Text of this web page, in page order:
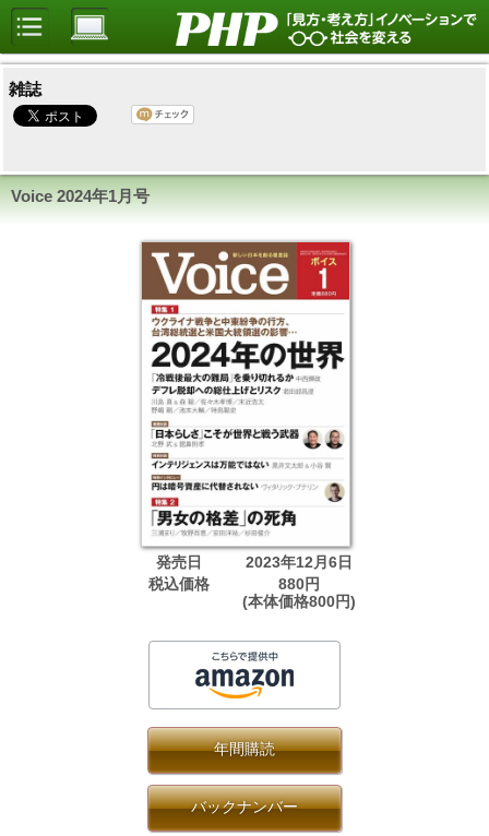
雑誌
Voice 2024年1月号
発売日
2023年12月6日
税込価格
880円
(本体価格800円)
年間購読
バックナンバー